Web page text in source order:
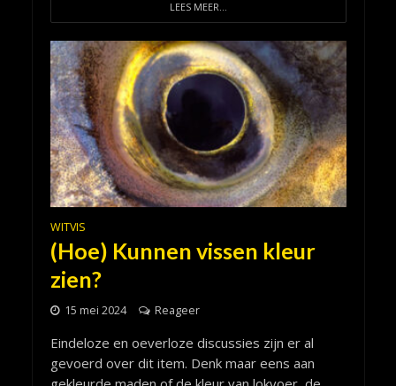
LEES MEER...
WITVIS
(Hoe) Kunnen vissen kleur
zien?
15 mei 2024 Reageer
Eindeloze en oeverloze discussies zijn er al
gevoerd over dit item. Denk maar eens aan